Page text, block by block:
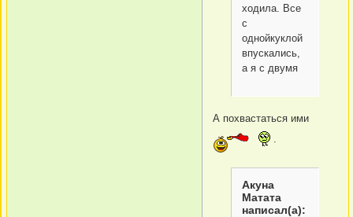
ходила. Все
с
однойкуклой
впускались,
а я с двумя
А похвастаться ими
Акуна
Матата
написал(а):